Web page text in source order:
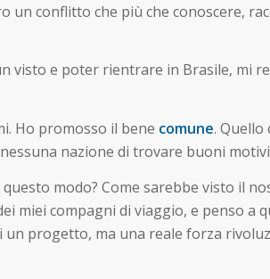
conflitto che più che conoscere,
e poter rientrare in Brasile, mi
Ho promosso il bene comune.
nazione di trovare buoni
modo? Come sarebbe visto il
miei compagni di viaggio, e penso
progetto, ma una reale forza